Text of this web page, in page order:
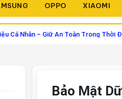
OPPO XIAOMI
Cá Nhân – Giữ An Toàn Trong Thời
Bảo Mật